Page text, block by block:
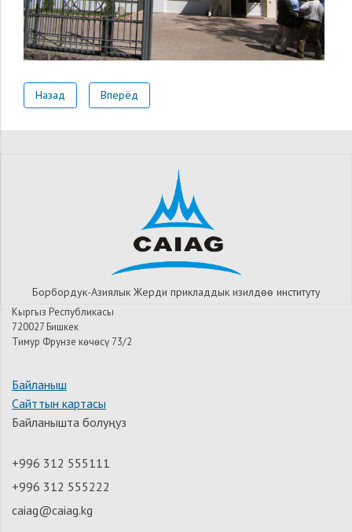
Назад Вперёд
Борбордук-Азиялык Жерди прикладдык изилдѳѳ институту
Кыргыз Республикасы
720027 Бишкек
Тимур Фрунзе көчөсү 73/2
Байланыш
Сайттын картасы
Байланышта болуңуз
+996 312 555111
+996 312 555222
caiag@caiag.kg